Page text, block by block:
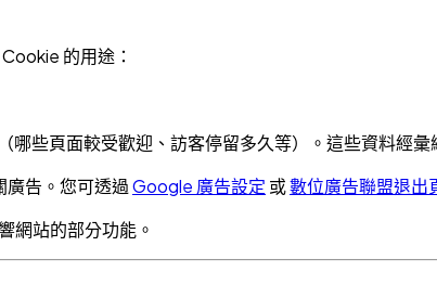
的用途：
些頁面較受歡迎、訪客停留多久等）。這些資料經
廣告。您可透過Google 廣告設定 或數位廣告聯盟退出
網站的部分功能。